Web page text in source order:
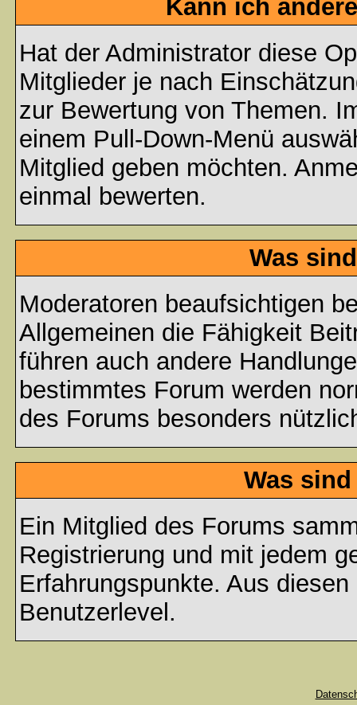
Kann ich
Hat der Administrator diese
Mitglieder je nach
zur Bewertung von Themen.
einem Pull-Down-Menü
Mitglied geben möchten.
einmal bewerten.
Was
Moderatoren beaufsichtigen
Allgemeinen die Fähigkeit
führen auch andere
bestimmtes Forum werden
des Forums besonders
Was
Ein Mitglied des Forums
Registrierung und mit jedem
Erfahrungspunkte. Aus
Benutzerlevel.